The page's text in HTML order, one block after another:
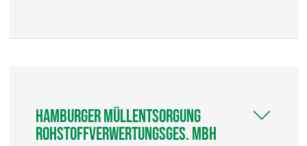
Hamburger Müllentsorgung
Rohstoffverwertungsges. mbH